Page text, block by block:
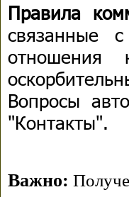
Правила
связанные
Вопросы
"Контакты".
Важно: